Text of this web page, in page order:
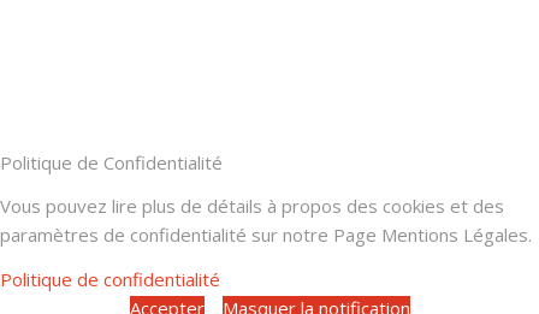
Politique de Confidentialité
Vous pouvez lire plus de détails à propos des cookies et des
paramètres de confidentialité sur notre Page Mentions Légales.
Politique de confidentialité
Accepter
Masquer la notification